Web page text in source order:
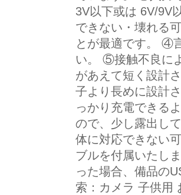
3V以下或は 6V/9V
できない・壊れる
とが最適です。 ④
い。 ⑤接触不良に
があえて短く設計
子より長めに設計
っかり充電できる
ので、少し露出し
体に対応できない
ブルを付属いたし
った場合、備品の
索：カメラ 子供用